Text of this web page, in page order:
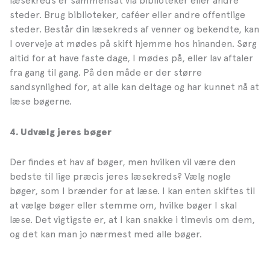
steder. Brug biblioteker, caféer eller andre offentlige
steder. Består din læsekreds af venner og bekendte, kan
I overveje at mødes på skift hjemme hos hinanden. Sørg
altid for at have faste dage, I mødes på, eller lav aftaler
fra gang til gang. På den måde er der større
sandsynlighed for, at alle kan deltage og har kunnet nå at
læse bøgerne.
4. Udvælg jeres bøger
Der findes et hav af bøger, men hvilken vil være den
bedste til lige præcis jeres læsekreds? Vælg nogle
bøger, som I brænder for at læse. I kan enten skiftes til
at vælge bøger eller stemme om, hvilke bøger I skal
læse. Det vigtigste er, at I kan snakke i timevis om dem,
og det kan man jo nærmest med alle bøger.